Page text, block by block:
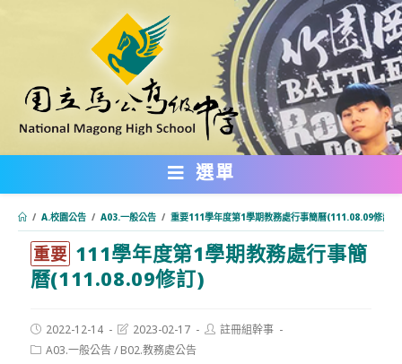
內
選單
/ A.校園公告 / A03.一般公告 / 重要111學年度第1學期教務處行事簡曆(111.08.09修訂)
重要 111學年度第1學期教務處行事簡
曆(111.08.09修訂)
Post
published:
2022-12-14
Post
modified:
2023-02-17
Post註冊組幹事
PostA03.一般公告/ B02.教務處公告